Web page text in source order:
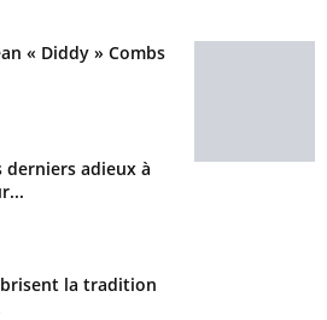
« Diddy » Combs
derniers adieux à
la tradition